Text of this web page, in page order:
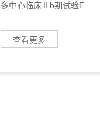
多中心临床Ⅱb期试验E...
查看更多